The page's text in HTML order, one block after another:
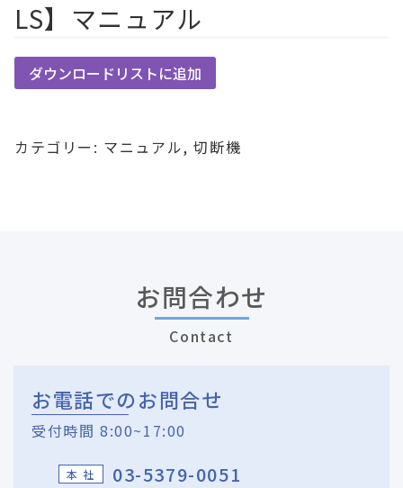
LS】マニュアル
ダウンロードリストに追加
カテゴリー: マニュアル,切断機
お問合わせ
Contact
お電話でのお問合せ
受付時間 8:00~17:00
本 社 03-5379-0051